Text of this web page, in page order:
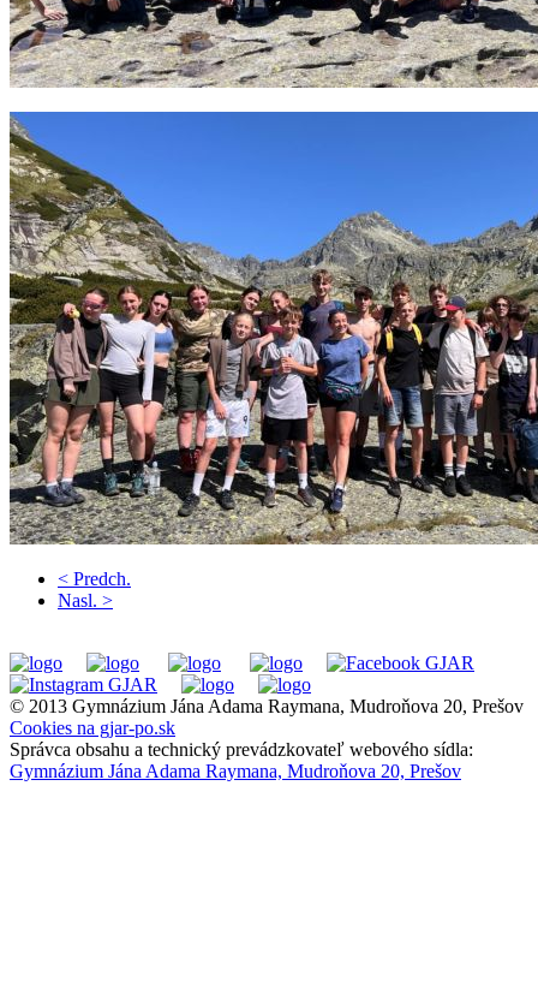
< Predch.
Nasl. >
© 2013 Gymnázium Jána Adama Raymana, Mudroňova 20, Prešov
Cookies na gjar-po.sk
Správca obsahu a technický prevádzkovateľ webového sídla:
Gymnázium Jána Adama Raymana, Mudroňova 20, Prešov